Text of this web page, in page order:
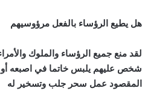
هل يطيع الرؤساء بالفعل مرؤوسيهم
لقد منع جميع الرؤساء والملوك
شخص عليهم يلبس خاتما في اصبعه
المقصود عمل سحر جلب وتسخير له